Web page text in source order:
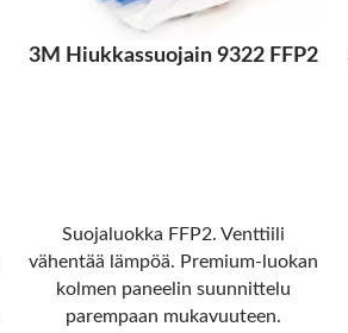
3M Hiukkassuojain 9322 FFP2
Suojaluokka FFP2. Venttiili
vähentää lämpöä. Premium-luokan
kolmen paneelin suunnittelu
parempaan mukavuuteen.